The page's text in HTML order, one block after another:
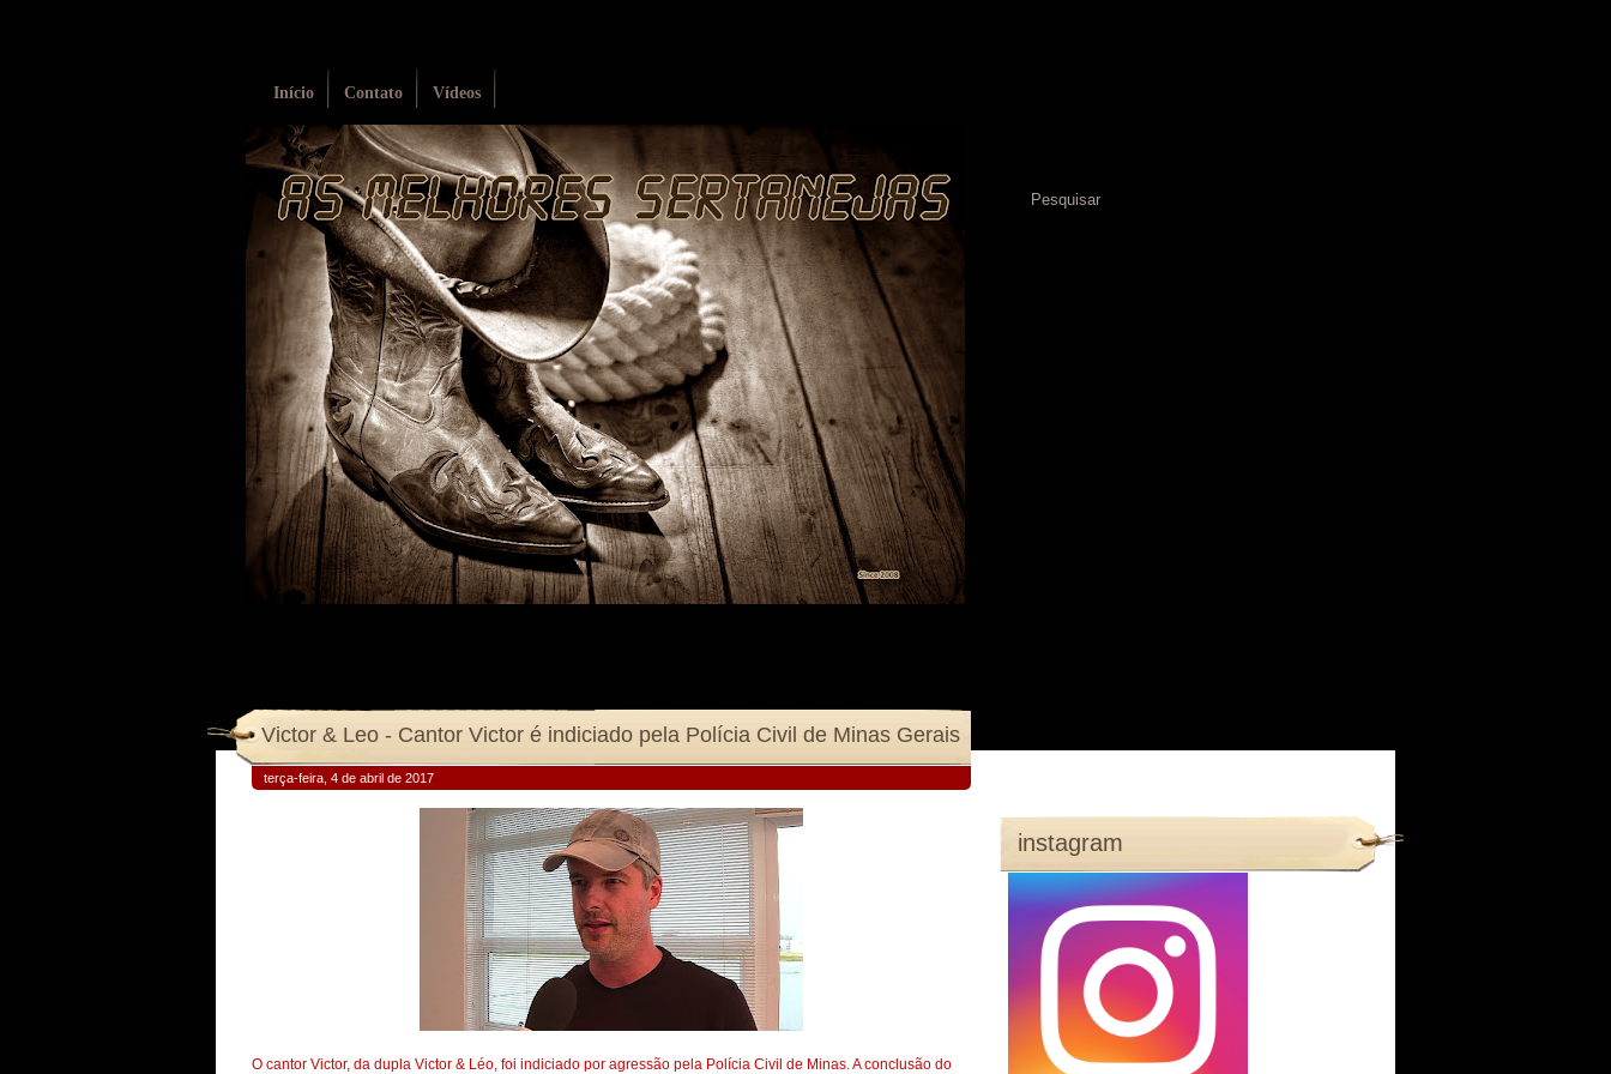
Início Contato Vídeos
Victor & Leo - Cantor Victor é indiciado pela Polícia Civil de Minas Gerais
terça-feira, 4 de abril de 2017
O cantor Victor, da dupla Victor & Léo, foi indiciado por agressão pela Polícia Civil de Minas. A conclusão do
instagram